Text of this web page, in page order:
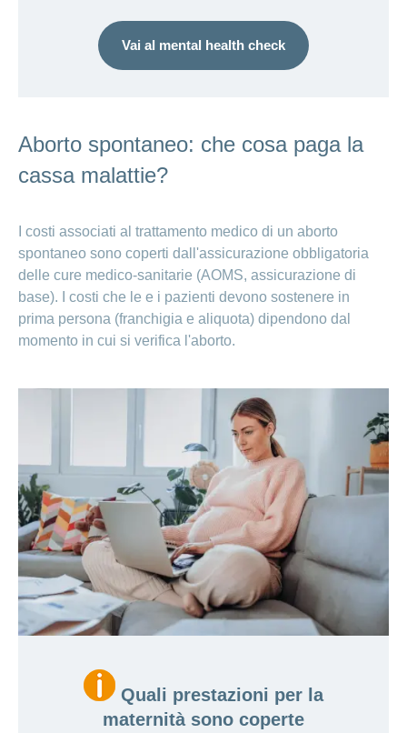
Vai al mental health check
Aborto spontaneo: che cosa paga la
cassa malattie?
I costi associati al trattamento medico di un aborto
spontaneo sono coperti dall'assicurazione obbligatoria
delle cure medico-sanitarie (AOMS, assicurazione di
base). I costi che le e i pazienti devono sostenere in
prima persona (franchigia e aliquota) dipendono dal
momento in cui si verifica l'aborto.
Quali prestazioni per la
maternità sono coperte